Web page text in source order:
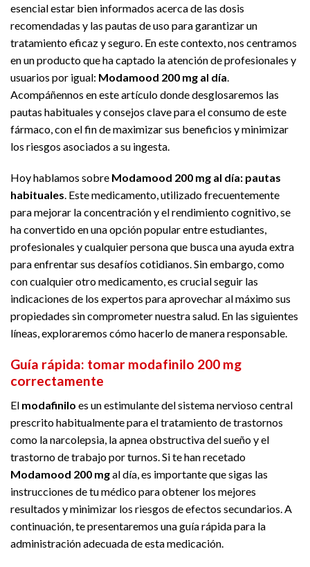
esencial estar bien informados acerca de las dosis
recomendadas y las pautas de uso para garantizar un
tratamiento eficaz y seguro. En este contexto, nos centramos
en un producto que ha captado la atención de profesionales y
usuarios por igual: Modamood 200 mg al día
Acompáñennos en este artículo donde desglosaremos las
pautas habituales y consejos clave para el consumo de este
fármaco, con el fin de maximizar sus beneficios y minimizar
los riesgos asociados a su ingesta.
Hoy hablamos sobre Modamood 200 mg al día: pautas
habituales. Este medicamento, utilizado frecuentemente
para mejorar la concentración y el rendimiento cognitivo, se
ha convertido en una opción popular entre estudiantes,
profesionales y cualquier persona que busca una ayuda extra
para enfrentar sus desafíos cotidianos. Sin embargo, como
con cualquier otro medicamento, es crucial seguir las
indicaciones de los expertos para aprovechar al máximo sus
propiedades sin comprometer nuestra salud. En las siguientes
líneas, exploraremos cómo hacerlo de manera responsable.
Guía rápida: tomar modafinilo 200 mg
correctamente
El modafinilo es un estimulante del sistema nervioso central
prescrito habitualmente para el tratamiento de trastornos
como la narcolepsia, la apnea obstructiva del sueño y el
trastorno de trabajo por turnos. Si te han recetado
Modamood 200 mgal día, es importante que sigas las
instrucciones de tu médico para obtener los mejores
resultados y minimizar los riesgos de efectos secundarios. A
continuación, te presentaremos una guía rápida para la
administración adecuada de esta medicación.